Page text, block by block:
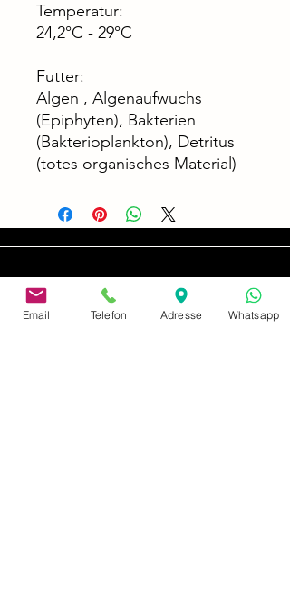
Temperatur:
24,2°C - 29°C
Futter:
Algen , Algenaufwuchs
(Epiphyten), Bakterien
(Bakterioplankton), Detritus
(totes organisches Material)
Email Telefon Adresse Whatsapp